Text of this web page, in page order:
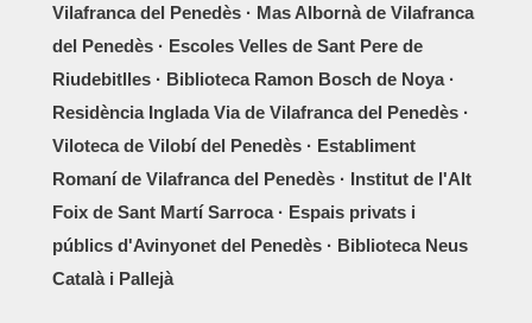
Vilafranca del Penedès · Mas Albornà de Vilafranca
del Penedès · Escoles Velles de Sant Pere de
Riudebitlles · Biblioteca Ramon Bosch de Noya ·
Residència Inglada Via de Vilafranca del Penedès ·
Viloteca de Vilobí del Penedès · Establiment
Romaní de Vilafranca del Penedès · Institut de l'Alt
Foix de Sant Martí Sarroca · Espais privats i
públics d'Avinyonet del Penedès · Biblioteca Neus
Català i Pallejà